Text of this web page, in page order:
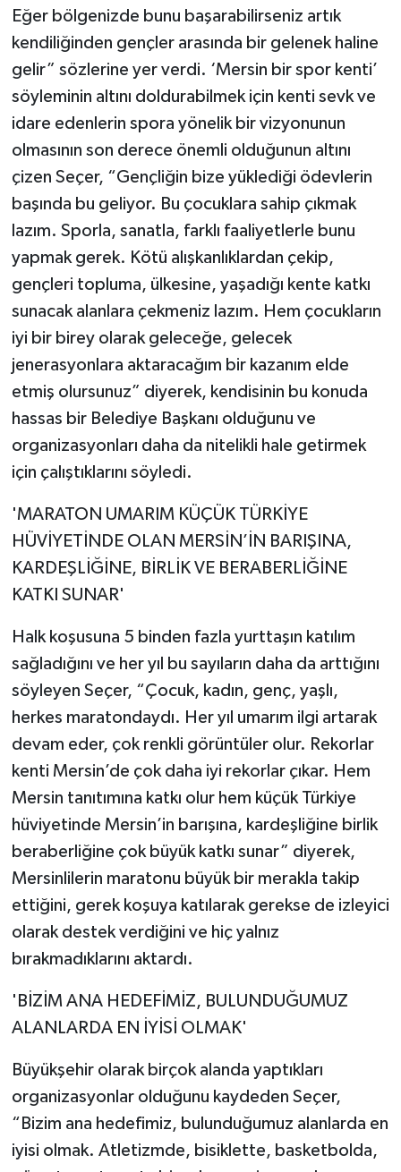
Eğer bölgenizde bunu başarabilirseniz artık
kendiliğinden gençler arasında bir gelenek haline
gelir” sözlerine yer verdi. ‘Mersin bir spor kenti’
söyleminin altını doldurabilmek için kenti sevk ve
idare edenlerin spora yönelik bir vizyonunun
olmasının son derece önemli olduğunun altını
çizen Seçer, “Gençliğin bize yüklediği ödevlerin
başında bu geliyor. Bu çocuklara sahip çıkmak
lazım. Sporla, sanatla, farklı faaliyetlerle bunu
yapmak gerek. Kötü alışkanlıklardan çekip,
gençleri topluma, ülkesine, yaşadığı kente katkı
sunacak alanlara çekmeniz lazım. Hem çocukların
iyi bir birey olarak geleceğe, gelecek
jenerasyonlara aktaracağım bir kazanım elde
etmiş olursunuz” diyerek, kendisinin bu konuda
hassas bir Belediye Başkanı olduğunu ve
organizasyonları daha da nitelikli hale getirmek
için çalıştıklarını söyledi.
'MARATON UMARIM KÜÇÜK TÜRKİYE
HÜVİYETİNDE OLAN MERSİN’İN BARIŞINA,
KARDEŞLİĞİNE, BİRLİK VE BERABERLİĞİNE
KATKI SUNAR'
Halk koşusuna 5 binden fazla yurttaşın katılım
sağladığını ve her yıl bu sayıların daha da arttığını
söyleyen Seçer, “Çocuk, kadın, genç, yaşlı,
herkes maratondaydı. Her yıl umarım ilgi artarak
devam eder, çok renkli görüntüler olur. Rekorlar
kenti Mersin’de çok daha iyi rekorlar çıkar. Hem
Mersin tanıtımına katkı olur hem küçük Türkiye
hüviyetinde Mersin’in barışına, kardeşliğine birlik
beraberliğine çok büyük katkı sunar” diyerek,
Mersinlilerin maratonu büyük bir merakla takip
ettiğini, gerek koşuya katılarak gerekse de izleyici
olarak destek verdiğini ve hiç yalnız
bırakmadıklarını aktardı.
'BİZİM ANA HEDEFİMİZ, BULUNDUĞUMUZ
ALANLARDA EN İYİSİ OLMAK'
Büyükşehir olarak birçok alanda yaptıkları
organizasyonlar olduğunu kaydeden Seçer,
“Bizim ana hedefimiz, bulunduğumuz alanlarda en
iyisi olmak. Atletizmde, bisiklette, basketbolda,